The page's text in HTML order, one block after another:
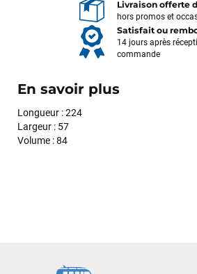
Livraison offerte
hors promos et
Satisfait ou
14 jours après
commande
En savoir plus
Longueur : 224
Largeur : 57
Volume : 84
avec moi les caractéristiques des